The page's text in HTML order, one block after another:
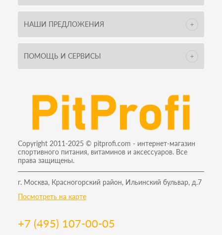
НАШИ ПРЕДЛОЖЕНИЯ
ПОМОЩЬ И СЕРВИСЫ
Copyright 2011-2025 © pitprofi.com - интернет-магазин
спортивного питания, витаминов и аксессуаров. Все
права защищены.
г. Москва, Красногорский район, Ильинский бульвар, д.7
Посмотреть на карте
+7 (495) 107-00-05